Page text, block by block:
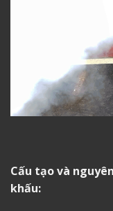
Cấu tạo và
khấu: